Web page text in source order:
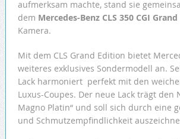
aufmerksam machte, stand sie
dem Mercedes-Benz CLS 350 CGI
Kamera.
Mit dem CLS Grand Edition bietet
weiteres exklusives Sondermodell an.
Lack harmoniert perfekt mit den
Luxus-Coupes. Der neue Lack trägt den
Magno Platin“ und soll sich durch eine
und Schmutzempfindlichkeit